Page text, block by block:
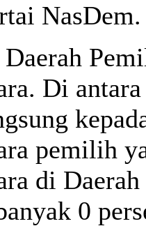
NasDem.
Di
pemilih
di
0